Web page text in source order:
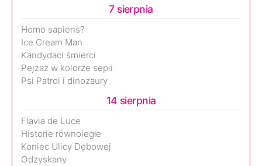
7 sierpnia
Homo sapiens?
Ice Cream Man
Kandydaci śmierci
Pejzaż w kolorze sepii
Psi Patrol i dinozaury
14 sierpnia
Flavia de Luce
Historie równoległe
Koniec Ulicy Dębowej
Odzyskany